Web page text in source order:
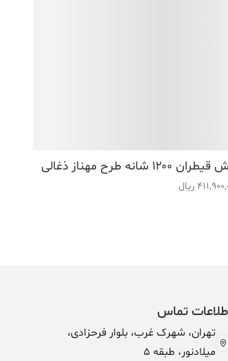
۱۲۰۰ شانه طرح مهناز ذغالی
ریال
تماس
تهران، شهرک غرب، بلوار فرحزادی،
میلادنور، طبقه 5